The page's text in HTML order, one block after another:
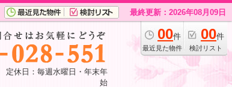
最終更新：2026年08月09日
00件
最近見た物件
00件
検討リスト
休日：毎週水曜日・年末年
始